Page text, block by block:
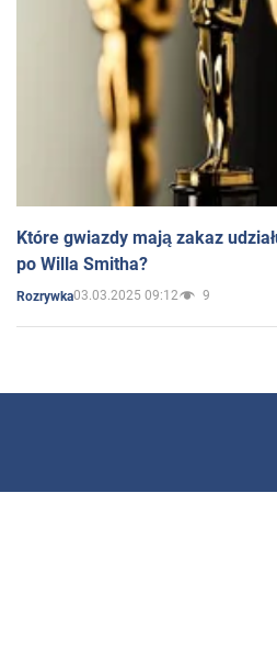
Które gwiazdy mają zakaz
po Willa Smitha?
Rozrywka03.03.2025 09:12 9